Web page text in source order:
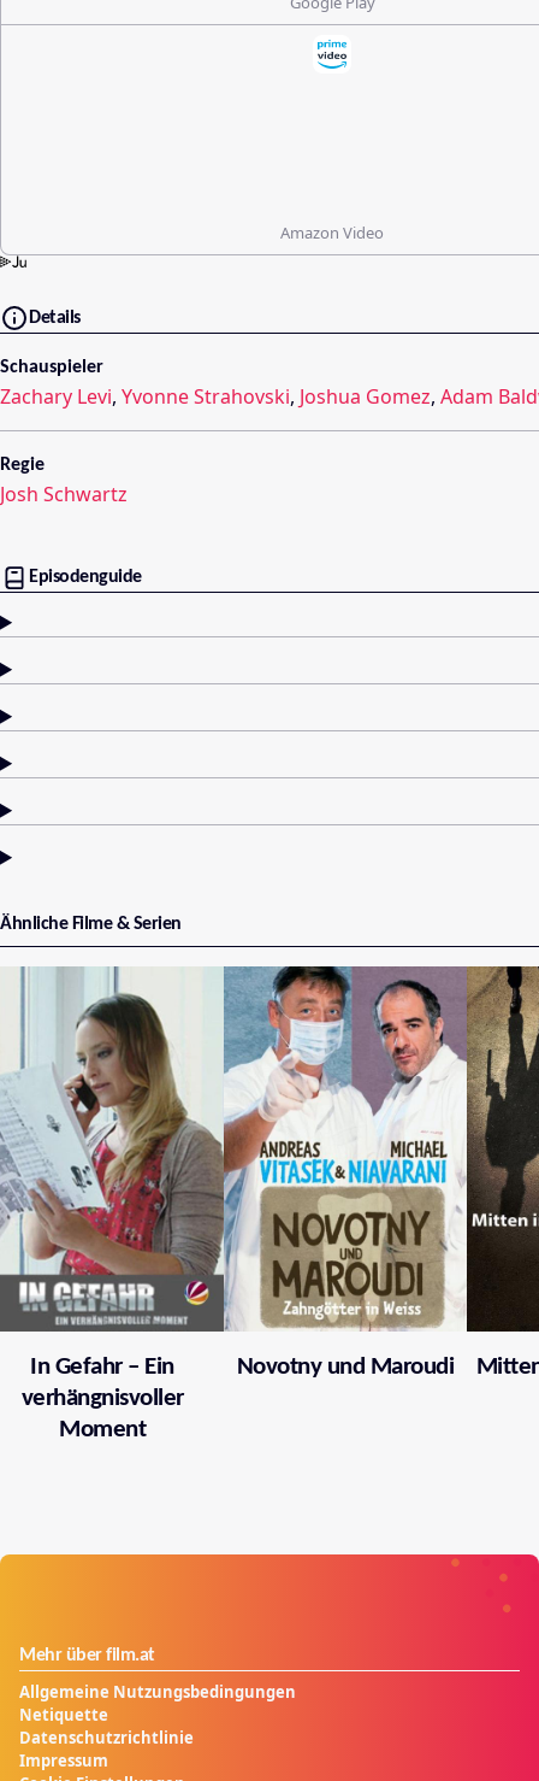
Amazon Video
Details
Schauspieler
Zachary Levi, Yvonne Strahovski, Joshua Gomez, Adam
Regie
Josh Schwartz
Episodenguide
Ähnliche Filme & Serien
In Gefahr – Ein
verhängnisvoller
Moment
Novotny und Maroudi
Mehr über film.at
Allgemeine Nutzungsbedingungen
Netiquette
Datenschutzrichtlinie
Impressum